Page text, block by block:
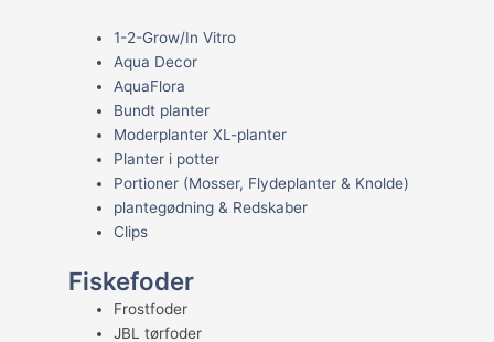
1-2-Grow/In Vitro
Aqua Decor
AquaFlora
Bundt planter
Moderplanter XL-planter
Planter i potter
Portioner (Mosser, Flydeplanter & Knolde)
plantegødning & Redskaber
Clips
Fiskefoder
Frostfoder
JBL tørfoder